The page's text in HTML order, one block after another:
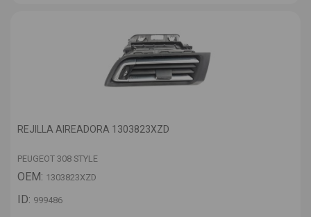
REJILLA AIREADORA 1303823XZD
PEUGEOT 308 STYLE
OEM: 1303823XZD
ID: 999486